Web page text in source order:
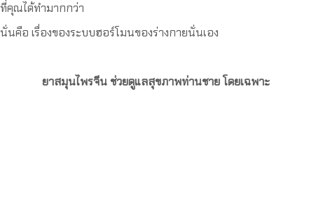
ที่คุณได้ทำมากกว่า
นั่นคือ เรื่องของระบบฮอร์โมนของร่างกายนั่นเอง
ยาสมุนไพรจีน ช่วยดูแลสุขภาพท่านชาย โดยเฉพาะ